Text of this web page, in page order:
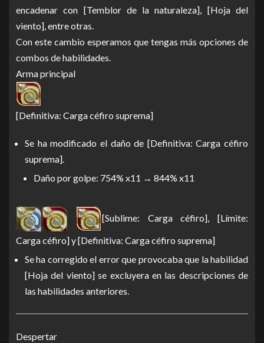
encadenar con [Temblor de la naturaleza], [Hoja del
viento], entre otras.
Con este cambio esperamos que tengas más opciones de
combos de habilidades.
Arma principal
[Definitiva: Carga céfiro suprema]
Se ha modificado el daño de [Definitiva: Carga céfiro
suprema].
Daño por golpe: 754% x11 → 844% x11
[Sublime: Carga céfiro], [Límite:
Carga céfiro] y [Definitiva: Carga céfiro suprema]
Se ha corregido el error que provocaba que la habilidad
[Hoja del viento] se excluyera en las descripciones de
las habilidades anteriores.
Despertar